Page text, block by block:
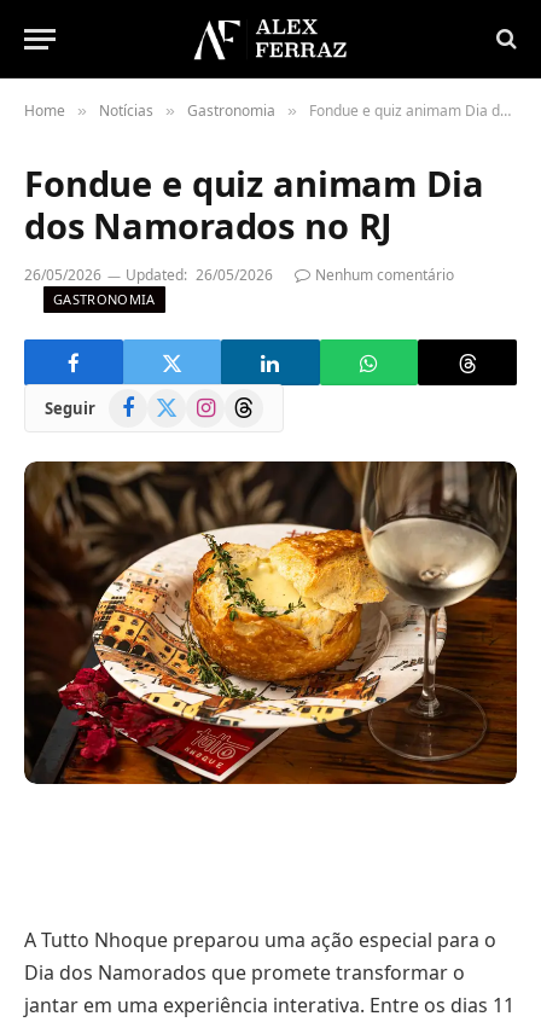
Home » Notícias » Gastronomia » Fondue e quiz animam Dia dos Namorados no RJ
Fondue e quiz animam Dia
dos Namorados no RJ
26/05/2026 Updated: 26/05/2026 Nenhum comentário
GASTRONOMIA
Seguir Facebook
(Twitter)
InstagramThreads
A Tutto Nhoque preparou uma ação especial para o
Dia dos Namorados que promete transformar o
jantar em uma experiência interativa. Entre os dias 11